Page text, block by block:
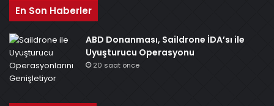
En Son Haberler
ABD Donanması, Saildrone İDA’sı ile
Uyuşturucu Operasyonu
20 saat önce